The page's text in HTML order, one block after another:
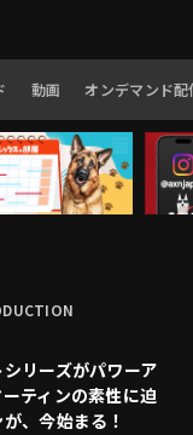
動画 オンデマンド配
リーズがパワーア
ティンの素性に迫
、今始まる！